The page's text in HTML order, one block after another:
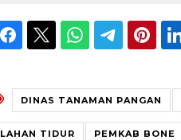
DINAS TANAMAN PANGAN
LAHAN TIDUR PEMKAB BONE